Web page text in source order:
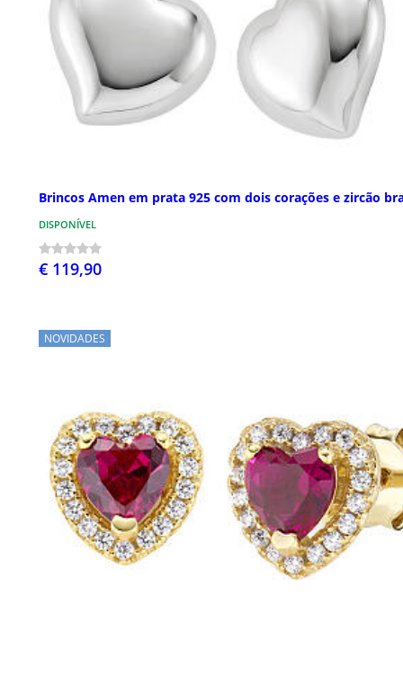
Brincos Amen em prata 925 com dois corações e zircão
DISPONÍVEL
€ 119,90
NOVIDADES